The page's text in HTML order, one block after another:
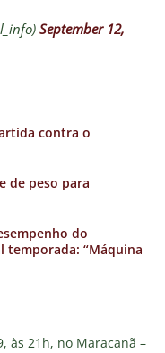
September 12,
contra o
de peso para
do
temporada: “Máquina
às 21h, no Maracanã –